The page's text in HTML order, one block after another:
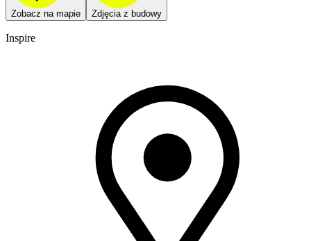
Zobacz na mapie Zdjęcia z budowy
Inspire